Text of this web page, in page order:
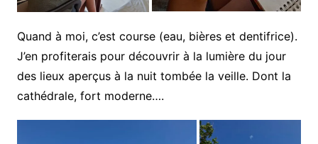
Quand à moi, c’est course (eau, bières et dentifrice).
J’en profiterais pour découvrir à la lumière du jour
des lieux aperçus à la nuit tombée la veille. Dont la
cathédrale, fort moderne….